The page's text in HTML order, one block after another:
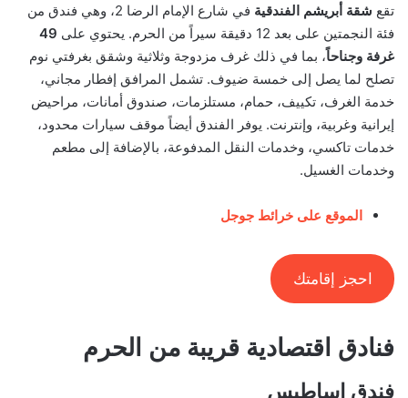
تقع شقة أبريشم الفندقية
في شارع الإمام الرضا 2، وهي فندق من
فئة النجمتين على بعد 12 دقيقة سيراً من الحرم. يحتوي على
49
غرفة وجناحاً، بما في ذلك غرف مزدوجة وثلاثية وشقق بغرفتي نوم
تصلح لما يصل إلى خمسة ضيوف. تشمل المرافق إفطار مجاني،
خدمة الغرف، تكييف، حمام، مستلزمات، صندوق أمانات، مراحيض
إيرانية وغربية، وإنترنت. يوفر الفندق أيضاً موقف سيارات محدود،
خدمات تاكسي، وخدمات النقل المدفوعة، بالإضافة إلى مطعم
وخدمات الغسيل.
الموقع على خرائط جوجل
احجز إقامتك
فنادق اقتصادية قريبة من الحرم
فندق إساطيس